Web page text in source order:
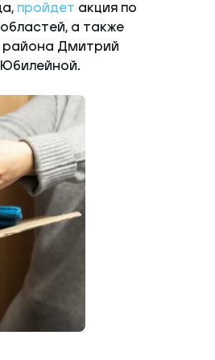
пройдет акция по
а также
района Дмитрий